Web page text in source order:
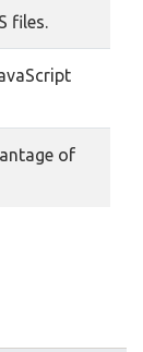
files.
of